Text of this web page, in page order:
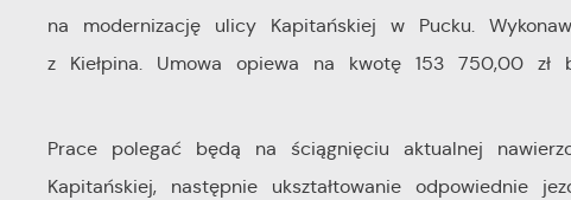
na modernizację ulicy Kapitańskiej w Pucku.
z Kiełpina. Umowa opiewa na kwotę 153 750,00 zł
Prace polegać będą na ściągnięciu aktualnej
Kapitańskiej, następnie ukształtowanie odpowiednie